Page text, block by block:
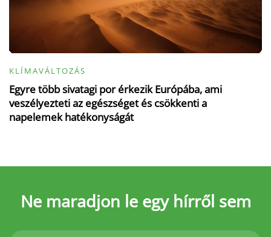
KLÍMAVÁLTOZÁS
Egyre több sivatagi por érkezik Európába, ami
veszélyezteti az egészséget és csökkenti a
napelemek hatékonyságát
Ne maradjon le egy hírről sem